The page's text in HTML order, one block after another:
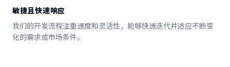
敏捷且快速响应
我们的开发流程注重速度和灵活性，能够快速迭代并适应不断变
化的需求或市场条件。